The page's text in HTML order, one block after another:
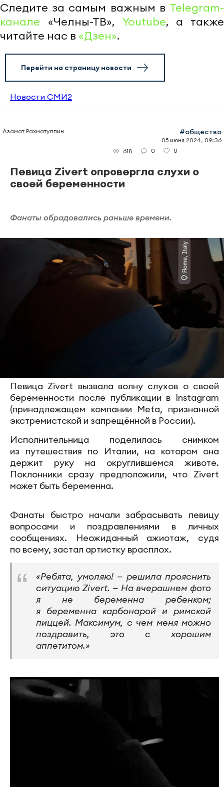
Следите за самым важным в Telegram-
канале «Челны-ТВ», Youtube, а также
читайте нас в «Дзен».
Перейти на страницу новости
Новости СМИ2
Азамат Рахматуллин #общество
05 июня 2024, 09:36
618
0 0
Певица Zivert опровергла слухи о
своей беременности
Фанаты обрадовались раньше времени.
Певица Zivert вызвала волну слухов о своей
беременности после публикации в Instagram
(принадлежащем компании Meta, признанной
экстремистской и запрещённой в России).
Исполнительница поделилась снимком
из путешествия по Италии, на котором она
держит руку на округлившемся животе.
Поклонники сразу предположили, что Zivert
может быть беременна.
Фанаты быстро начали забрасывать певицу
вопросами и поздравлениями в личных
сообщениях. Неожиданный ажиотаж, судя
по всему, застал артистку врасплох.
«Ребята, умоляю! — решила прояснить
ситуацию Zivert. — На вчерашнем фото
я не беременна ребенком;
я беременна карбонарой и римской
пиццей. Максимум, с чем меня можно
поздравить, это с хорошим
аппетитом.»